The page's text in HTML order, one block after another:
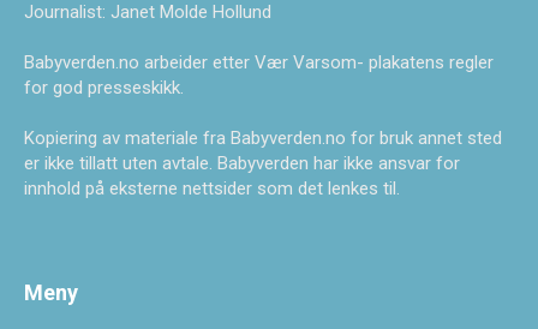
Journalist: Janet Molde Hollund
Babyverden.no arbeider etter Vær Varsom- plakatens regler
for god presseskikk.
Kopiering av materiale fra Babyverden.no for bruk annet sted
er ikke tillatt uten avtale. Babyverden har ikke ansvar for
innhold på eksterne nettsider som det lenkes til.
Meny